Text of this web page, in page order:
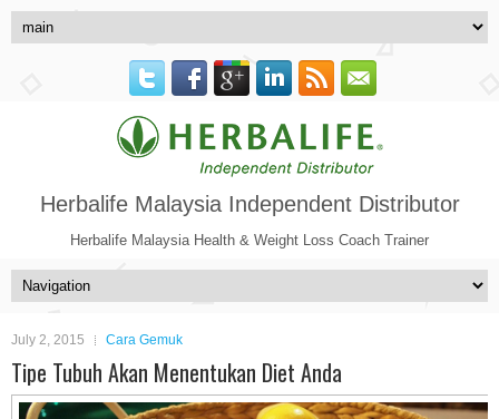
Herbalife Malaysia Independent Distributor
Herbalife Malaysia Health & Weight Loss Coach Trainer
July 2, 2015 Cara Gemuk
Tipe Tubuh Akan Menentukan Diet Anda